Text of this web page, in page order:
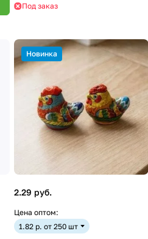
Под заказ
Новинка
2.29 руб.
Цена оптом:
1.82 р. от 250 шт